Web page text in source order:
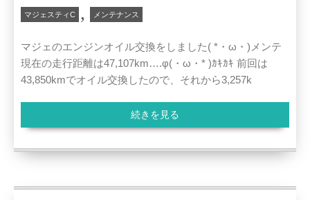
マジェスティC , メンテナンス
マジェのエンジンオイル交換をしました( *・ω・)メンテ
現在の走行距離は47,107km….φ(・ω・* )ｶｷｶｷ 前回は
43,850kmでオイル交換したので、それから3,257k
続きを見る